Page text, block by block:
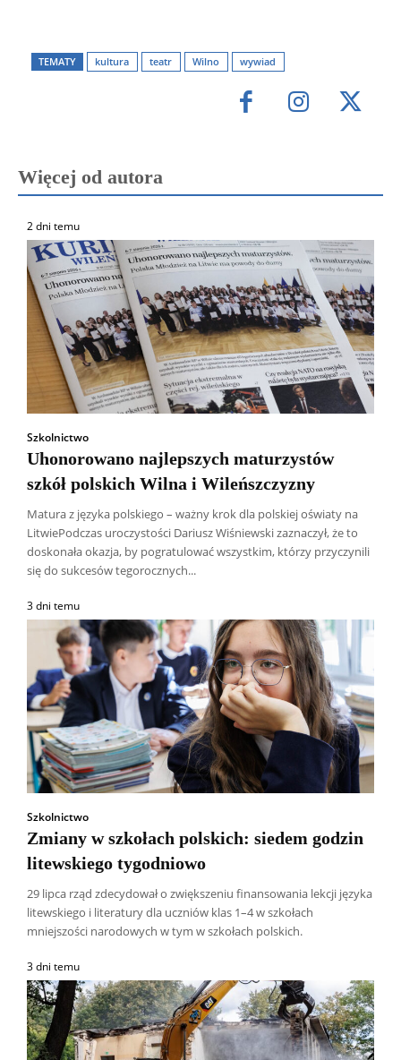
TEMATY kultura teatr Wilno wywiad
Więcej od autora
2 dni temu
Szkolnictwo
Uhonorowano najlepszych maturzystów
szkół polskich Wilna i Wileńszczyzny
Matura z języka polskiego – ważny krok dla polskiej oświaty na
LitwiePodczas uroczystości Dariusz Wiśniewski zaznaczył, że to
doskonała okazja, by pogratulować wszystkim, którzy przyczynili
się do sukcesów tegorocznych...
3 dni temu
Szkolnictwo
Zmiany w szkołach polskich: siedem godzin
litewskiego tygodniowo
29 lipca rząd zdecydował o zwiększeniu finansowania lekcji języka
litewskiego i literatury dla uczniów klas 1–4 w szkołach
mniejszości narodowych w tym w szkołach polskich.
3 dni temu